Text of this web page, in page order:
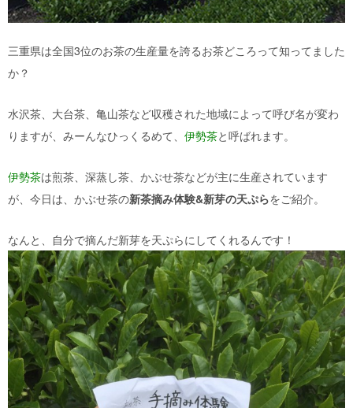
三重県は全国3位のお茶の生産量を誇るお茶どころって知ってました
か？
水沢茶、大台茶、亀山茶など収穫された地域によって呼び名が変わ
りますが、みーんなひっくるめて、 伊勢茶と呼ばれます。
伊勢茶は煎茶、深蒸し茶、かぶせ茶などが主に生産されています
が、今日は、かぶせ茶の新茶摘み体験&新芽の天ぷらをご紹介。
なんと、自分で摘んだ新芽を天ぷらにしてくれるんです！